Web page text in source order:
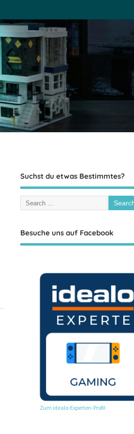
Suchst du etwas Bestimmtes?
Besuche uns auf Facebook
Zum idealo-Experten-Profil